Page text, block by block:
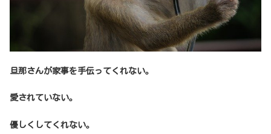
旦那さんが家事を手伝ってくれない。
愛されていない。
優しくしてくれない。